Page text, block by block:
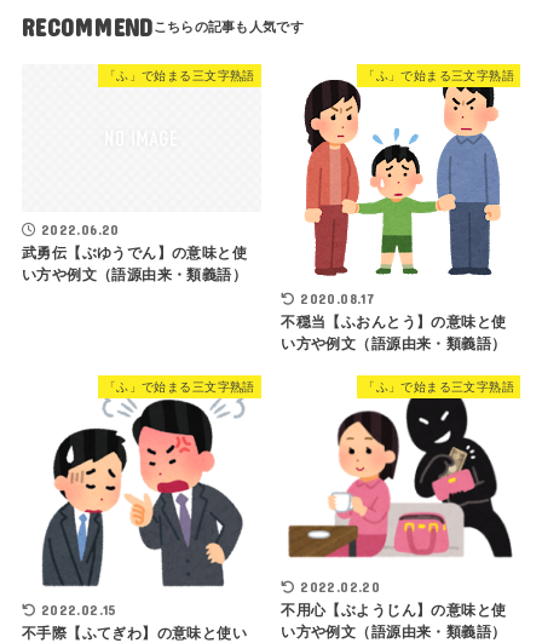
RECOMMEND
「ふ」で始まる三文字熟語
2022.06.20
武勇伝【ぶゆうでん】の意味と使
い方や例文（語源由来・類義語）
「ふ」で始まる三文字熟語
2020.08.17
不穏当【ふおんとう】の意味と使
い方や例文（語源由来・類義語）
「ふ」で始まる三文字熟語
2022.02.15
不手際【ふてぎわ】の意味と使い
「ふ」で始まる三文字熟語
2022.02.20
不用心【ぶようじん】の意味と使
い方や例文（語源由来・類義語）